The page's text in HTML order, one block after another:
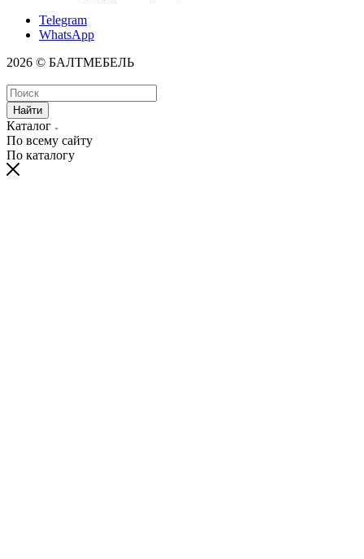
Telegram
WhatsApp
2026 © БАЛТМЕБЕЛЬ
Найти
Каталог
По всему сайту
По каталогу